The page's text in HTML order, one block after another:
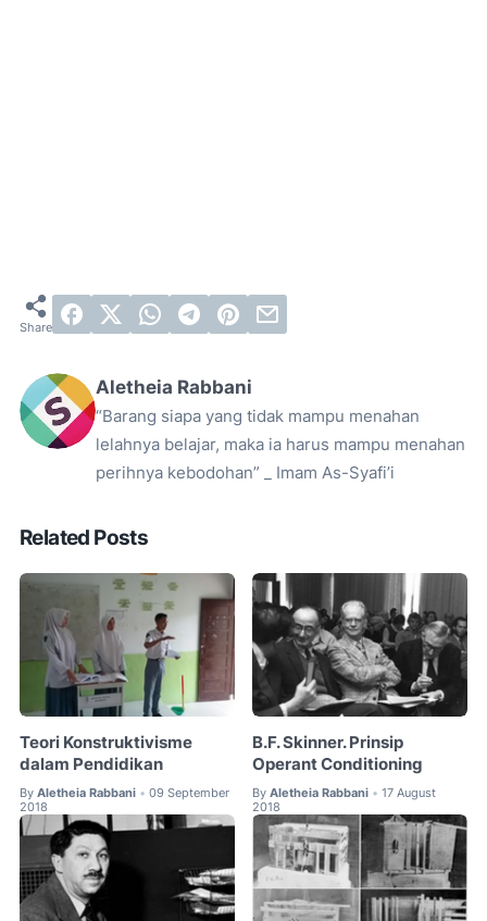
Aletheia Rabbani
“Barang siapa yang tidak mampu menahan
lelahnya belajar, maka ia harus mampu menahan
perihnya kebodohan” _ Imam As-Syafi’i
Related Posts
Teori Konstruktivisme
dalam Pendidikan
By Aletheia Rabbani • 09 September
2018
B.F. Skinner. Prinsip
Operant Conditioning
By Aletheia Rabbani • 17 August
2018